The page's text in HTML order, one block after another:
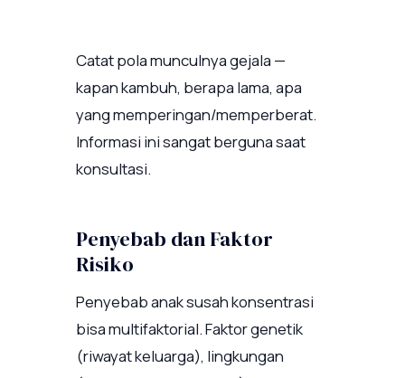
Catat pola munculnya gejala —
kapan kambuh, berapa lama, apa
yang memperingan/memperberat.
Informasi ini sangat berguna saat
konsultasi.
Penyebab dan Faktor
Risiko
Penyebab anak susah konsentrasi
bisa multifaktorial. Faktor genetik
(riwayat keluarga), lingkungan